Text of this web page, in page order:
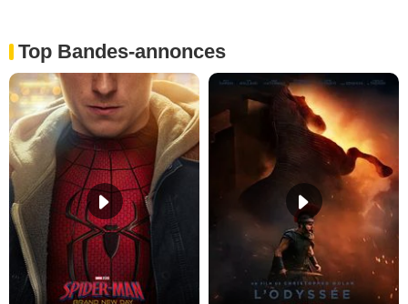
Top Bandes-annonces